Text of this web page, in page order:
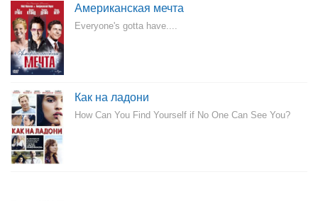
Американская мечта
Everyone's gotta have....
Как на ладони
How Can You Find Yourself if No One Can See You?